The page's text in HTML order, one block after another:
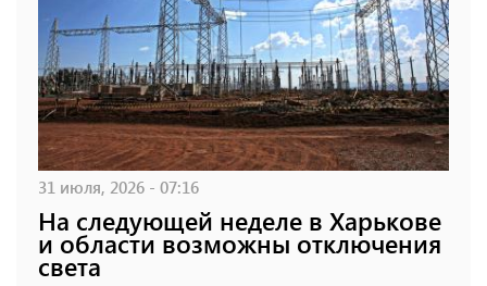
31 июля, 2026 - 07:16
На следующей неделе в Харькове
и области возможны отключения
света